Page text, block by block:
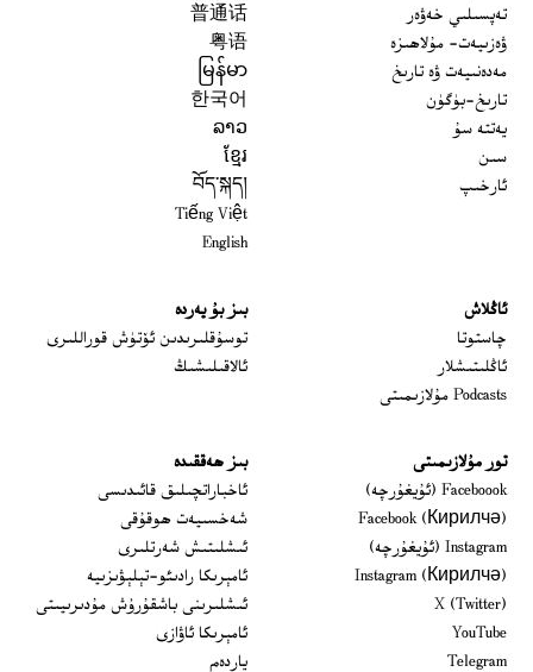
تەپسىلىي خەۋەر
ۋەزىيەت- مۇلاھىزە
مەدەنىيەت ۋە تارىخ
تارىخ-بۈگۈن
يەتتە سۇ
سىن
ئارخىپ
普通话
粤语
မြန်မာ
한국어
ລາວ
ខ្មែរ
བོད་སྐད།
Tiếng Việt
English
ئاڭلاش
چاستوتا
ئاڭلىتىشلار
Podcasts مۇلازىمىتى
بىز بۇ يەردە
توسۇقلىرىدىن ئۆتۈش قوراللىرى
ئالاقىلىشىڭ
تور مۇلازىمىتى
Faceboook (ئۇيغۇرچە)
Opens in new window
Facebook (Кирилчә)
Opens in new window
Instagram (ئۇيغۇرچە)
Opens in new window
Instagram (Кирилчә)
Opens in new window
X (Twitter)
YouTube
Telegram
بىز ھەققىدە
ئاخباراتچىلىق قائىدىسى
شەخسىيەت ھوقۇقى
ئىشلىتىش شەرتلىرى
ئامېرىكا رادىئو-تېلېۋىزىيە
ئىشلىرىنى باشقۇرۇش مۇدىرىيىتى
ئامېرىكا ئاۋازى
ياردەم